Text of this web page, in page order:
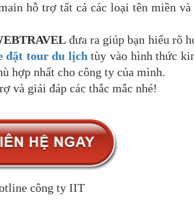
hỗ trợ tất cả các loại tên miền và
đưa ra giúp bạn hiểu rõ
đặt tour du lịch tùy vào hình thức
hợp nhất cho công ty của mình.
và giải đáp các thắc mắc nhé!